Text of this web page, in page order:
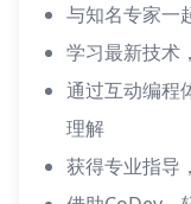
与知名专家一
学习最新技术
通过互动编程
理解
获得专业指导